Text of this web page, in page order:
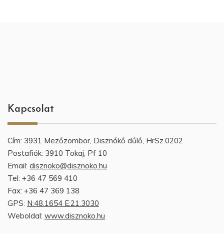
Kapcsolat
Cím: 3931 Mezőzombor, Disznókő dűlő, HrSz.0202
Postafiók: 3910 Tokaj, Pf 10
Email: disznoko@disznoko.hu
Tel: +36 47 569 410
Fax: +36 47 369 138
GPS: N:48.1654 E:21.3030
Weboldal: www.disznoko.hu